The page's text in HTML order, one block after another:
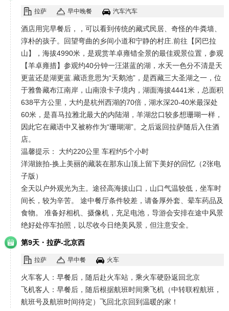
拉萨 早中晚餐 汽车汽车
酒店用完早餐后，，可以看到传统的藏式民居、奇怪的牛粪墙、
淳朴的孩子。回望弯曲的乡间小道和宁静的村庄.前往【冈巴拉
山】，海拔4990米，是观赏羊卓雍错全景的最佳观景位置，参观
【羊卓雍措】参观约40分钟一汪湛蓝的湖，水天一色分不清是天
更蓝还是湖更蓝.藏语意思为“天鹅池”，是西藏三大圣湖之一，位
于雅鲁藏布江南岸，山南浪卡子境内，湖面海拔4441米，总面积
638平方公里，大约是杭州西湖的70倍，湖水深20-40米最深处
60米，是喜马拉雅北最大的内陆湖，羊湖岔口较多想珊瑚一样，
因此它在藏语中又被称作为“珊瑚湖”。之后返回拉萨随后入住酒
店。
温馨提示： 大约220公里 车程约5个小时
洋湖旅拍-换上美丽的藏装在那东山顶上留下美好的回忆（2张电
子版）
全天以户外观光为主。途径高海拔山口，山口气温较低，坐车时
间长，较为辛苦。 途中餐厅条件较差，请备厚外套、晕车药品及
食物。 准备好相机、摄像机，充足电池，导游会安排在途中风景
绝好处停车拍照，以尽收今日绝美风景，但注意安全。
第9天 · 拉萨-北京西
拉萨 早中餐 火车
火车客人：早餐后，随后赴火车站，乘火车硬卧返回北京
飞机客人：早餐后，随后根据航班时间乘飞机（中转联程航班，
航班号及航班时间待定）飞回北京回到温暖的家！